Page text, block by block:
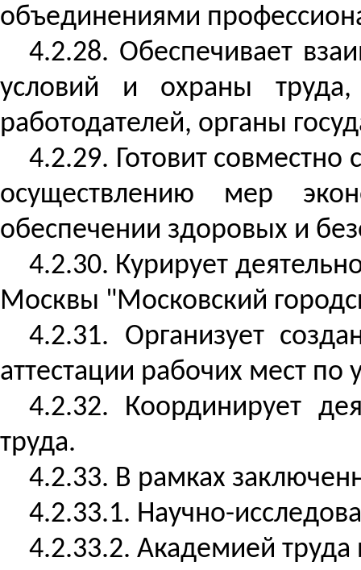
объединениями
4.2.28. Обеспечивает
условий и охраны
работодателей, органы
4.2.29. Готовит
осуществлению мер
обеспечении здоровых и
4.2.30. Курирует
Москвы "Московский
4.2.31. Организует
аттестации рабочих мест по
4.2.32. Координирует
труда.
4.2.33. В рамках
4.2.33.1. Научно-
4.2.33.2. Академией